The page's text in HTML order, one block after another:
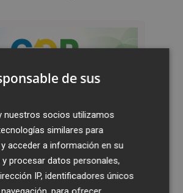
de sus
nuestros socios utilizamos
similares para
acceder a información en su
procesar datos personales,
IP, identificadores únicos